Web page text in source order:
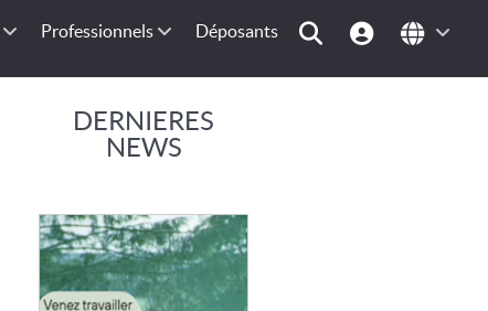
Professionnels Déposants
DERNIERES
NEWS